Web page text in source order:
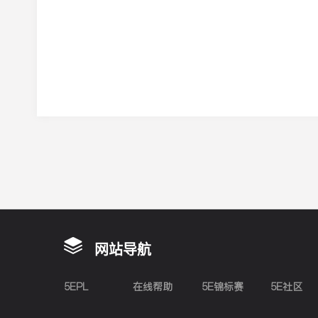
网站导航
5EPL 在线帮助 5E锦标赛 5E社区